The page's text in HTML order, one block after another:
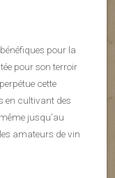
pour la
pour son terroir
cette
en cultivant des
jusqu’au
amateurs de vin